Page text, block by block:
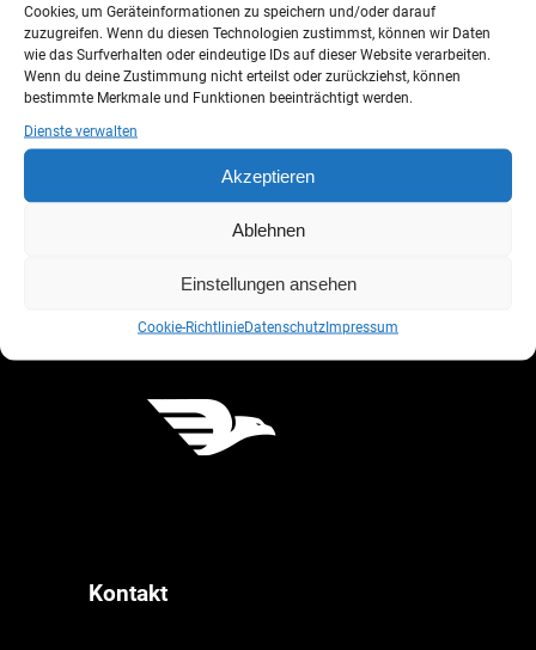
Cookies, um Geräteinformationen zu speichern und/oder darauf
zuzugreifen. Wenn du diesen Technologien zustimmst, können wir Daten
wie das Surfverhalten oder eindeutige IDs auf dieser Website verarbeiten.
Wenn du deine Zustimmung nicht erteilst oder zurückziehst, können
bestimmte Merkmale und Funktionen beeinträchtigt werden.
Dienste verwalten
Akzeptieren
Ablehnen
Einstellungen ansehen
Cookie-RichtlinieDatenschutzImpressum
Kontakt